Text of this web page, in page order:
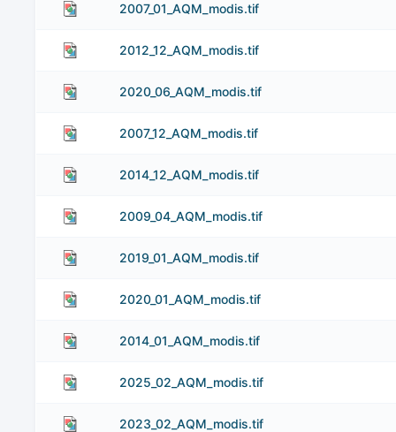
2007_01_AQM_modis.tif
2012_12_AQM_modis.tif
2020_06_AQM_modis.tif
2007_12_AQM_modis.tif
2014_12_AQM_modis.tif
2009_04_AQM_modis.tif
2019_01_AQM_modis.tif
2020_01_AQM_modis.tif
2014_01_AQM_modis.tif
2025_02_AQM_modis.tif
2023_02_AQM_modis.tif